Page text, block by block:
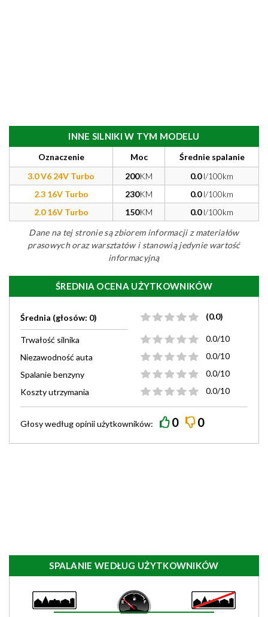
INNE SILNIKI W TYM MODELU
Oznaczenie Moc
Średnie spalanie
3.0 V6 24V Turbo
200KM 0.0l/100km
2.3 16V Turbo
230KM 0.0l/100km
2.0 16V Turbo
150KM 0.0l/100km
Dane na tej stronie są zbiorem informacji z materiałów
prasowych oraz warsztatów i stanowią jedynie wartość
informacyjną
ŚREDNIA OCENA UŻYTKOWNIKÓW
Średnia (głosów: 0) (0.0)
Trwałość silnika
0.0/10
Niezawodność auta
0.0/10
Spalanie benzyny
0.0/10
Koszty utrzymania
0.0/10
Głosy wedługopiniiużytkowników: 0 0
SPALANIE WEDŁUG UŻYTKOWNIKÓW